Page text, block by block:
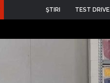
ŞTIRI TEST DRIVE